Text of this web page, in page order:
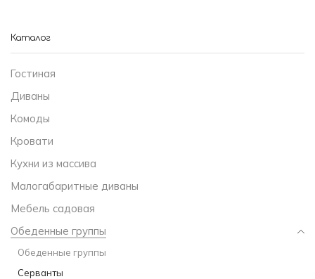
Каталог
Гостиная
Диваны
Комоды
Кровати
Кухни из массива
Малогабаритные диваны
Мебель садовая
Обеденные группы
Обеденные группы
Серванты